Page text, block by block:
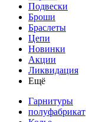
Подвески
Броши
Браслеты
Цепи
Новинки
Акции
Ликвидация
Ещё
Гарнитуры
полуфабрикат